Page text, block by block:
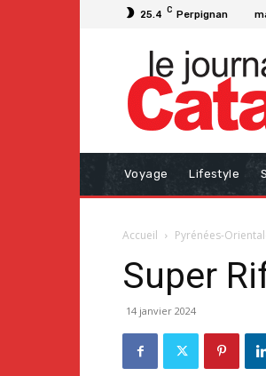
25.4 C Perpignan
Voyage Lifestyle
Accueil Pyrénées-
Super
14 janvier 2024